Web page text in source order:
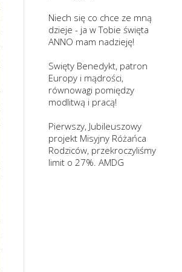
Niech się co chce ze mną
dzieje - ja w Tobie święta
ANNO mam nadzieję!
Swięty Benedykt, patron
Europy i mądrości,
równowagi pomiędzy
modlitwą i pracą!
Pierwszy, Jubileuszowy
projekt Misyjny Różańca
Rodziców, przekroczyliśmy
limit o 27%. AMDG